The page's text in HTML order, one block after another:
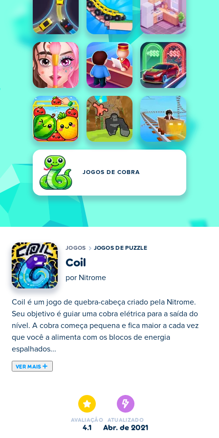
JOGOS DE COBRA
JOGOS JOGOS DE PUZZLE
Coil
por Nitrome
Coil é um jogo de quebra-cabeça criado pela Nitrome.
Seu objetivo é guiar uma cobra elétrica para a saída do
nível. A cobra começa pequena e fica maior a cada vez
que você a alimenta com os blocos de energia
espalhados...
VER MAIS
nível. A cobra começa pequena e fica maior a cada vez
que você a alimenta com os blocos de energia
espalhados por todo o nível. Existem muitos obstáculos
AVALIAÇÃO
4.1
ATUALIZADO
abr. de 2021